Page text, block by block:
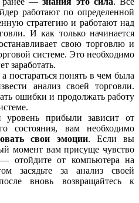
работают по определенной
стратегию и работают над
И как только начинается
свою торговлю и
системе. Это необходимо
заработать.
а постараться понять в чем была
анализ своей торговли.
ошибки и продолжать работу
уровень прибыли зависит от
состояния, вам необходимо
свои эмоции. Если вы
момент вам присуще чувство
отойдите от компьютера на
засядьте за анализ своей
вновь возвращайтесь к